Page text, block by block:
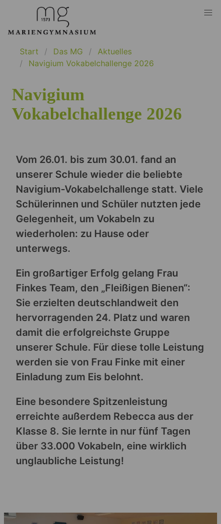
Start Das MG
Aktuelles
Navigium Vokabelchallenge 2026
Navigium
Vokabelchallenge 2026
Vom 26.01. bis zum 30.01. fand an
unserer Schule wieder die beliebte
Navigium-Vokabelchallenge statt. Viele
Schülerinnen und Schüler nutzten jede
Gelegenheit, um Vokabeln zu
wiederholen: zu Hause oder
unterwegs.
Ein großartiger Erfolg gelang Frau
Finkes Team, den „Fleißigen Bienen“:
Sie erzielten deutschlandweit den
hervorragenden 24. Platz und waren
damit die erfolgreichste Gruppe
unserer Schule. Für diese tolle Leistung
werden sie von Frau Finke mit einer
Einladung zum Eis belohnt.
Eine besondere Spitzenleistung
erreichte außerdem Rebecca aus der
Klasse 8. Sie lernte in nur fünf Tagen
über 33.000 Vokabeln, eine wirklich
unglaubliche Leistung!